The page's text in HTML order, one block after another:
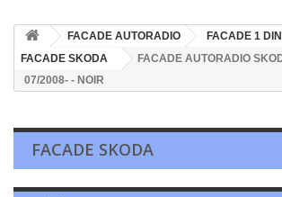
FACADE AUTORADIO
FACADE 1 DIN
FACADE SKODA
FACADE AUTORADIO
07/2008- - NOIR
FACADE SKODA